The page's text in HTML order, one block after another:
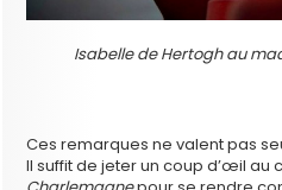
Isabelle de Hertogh au
Ces remarques ne valent pas
Il suffit de jeter un coup d’œil au